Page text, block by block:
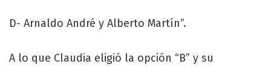
D- Arnaldo André y Alberto Martín”.
A lo que Claudia eligió la opción “B” y su